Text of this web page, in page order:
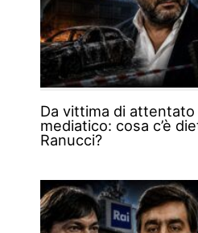
Da vittima di attentato
mediatico: cosa c’è
Ranucci?